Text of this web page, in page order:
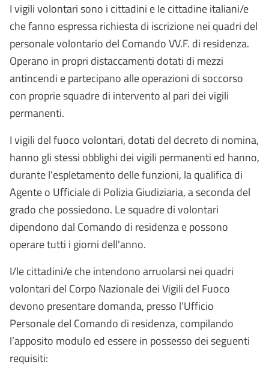
I vigili volontari sono i cittadini e le cittadine italiani/e
che fanno espressa richiesta di iscrizione nei quadri del
personale volontario del ComandoVV.F. di residenza.
Operano in propri distaccamenti dotati di mezzi
antincendi e partecipano alle operazioni di soccorso
con proprie squadre di intervento al pari dei vigili
permanenti.
I vigili del fuoco volontari, dotati del decreto di nomina,
hanno gli stessi obblighi dei vigili permanenti ed hanno,
durante l'espletamento delle funzioni, la qualifica di
Agente o Ufficiale di Polizia Giudiziaria, a seconda del
grado che possiedono. Le squadre di volontari
dipendono dal Comando di residenza e possono
operare tutti i giorni dell'anno.
I/le cittadini/e che intendono arruolarsi nei quadri
volontari del Corpo Nazionale dei Vigili del Fuoco
devono presentare domanda, presso l’Ufficio
Personale del Comando di residenza, compilando
l’apposito modulo ed essere in possesso dei seguenti
requisiti: